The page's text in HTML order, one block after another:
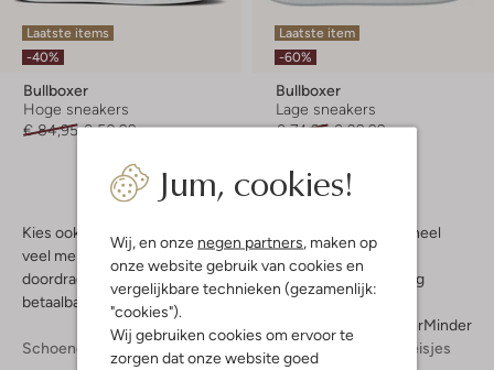
Jum, cookies!
Wij, en onze negen partners, maken op
onze website gebruik van cookies en
vergelijkbare technieken (gezamenlijk:
"cookies").
Wij gebruiken cookies om ervoor te
zorgen dat onze website goed
Laatste items
-40%
Bullboxer
Hoge sneakers
€ 84,95 € 50,99
Laatste item
-60%
Bullboxer
Lage sneakers
€ 74,95 € 29,99
Kies ook voor de kleurige sneakers van Bullboxer, net als heel
veel meisjes al hebben gedaan. Je kunt ze het hele jaar
doordragen en ze zijn superhip! En mama’s, ze zijn ook nog
betaalbaar.
MeerMinder
Schoenen
Kinderschoenen Sneakers Meisjes